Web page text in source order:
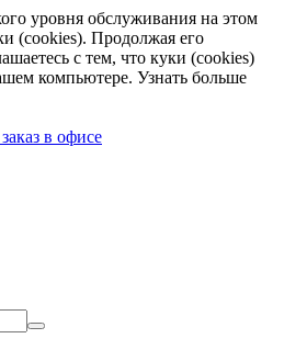
уровня обслуживания на этом
(cookies). Продолжая его
с тем, что куки (cookies)
компьютере. Узнать больше
в офисе